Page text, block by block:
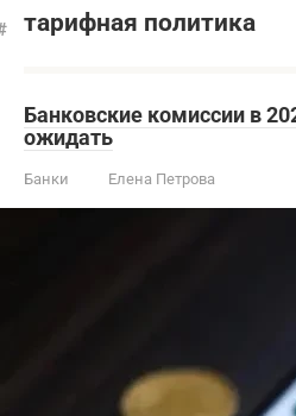
тарифная политика
Банковские комиссии в
ожидать
Банки Елена Петрова